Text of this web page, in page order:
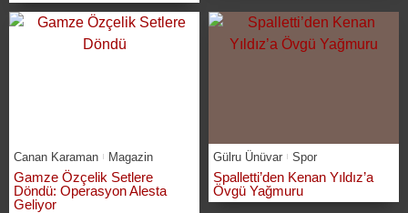
Canan Karaman Magazin
Gamze Özçelik Setlere
Döndü: Operasyon Alesta
Geliyor
Gülru Ünüvar Spor
Spalletti’den Kenan Yıldız’a
Övgü Yağmuru